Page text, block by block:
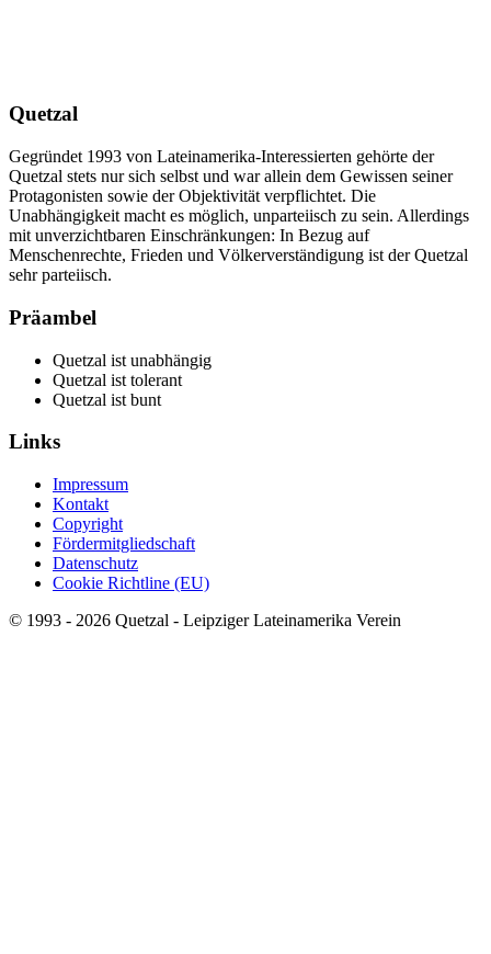
Quetzal
Gegründet 1993 von Lateinamerika-Interessierten gehörte der
Quetzal stets nur sich selbst und war allein dem Gewissen seiner
Protagonisten sowie der Objektivität verpflichtet. Die
Unabhängigkeit macht es möglich, unparteiisch zu sein. Allerdings
mit unverzichtbaren Einschränkungen: In Bezug auf
Menschenrechte, Frieden und Völkerverständigung ist der Quetzal
sehr parteiisch.
Präambel
Quetzal ist unabhängig
Quetzal ist tolerant
Quetzal ist bunt
Links
Impressum
Kontakt
Copyright
Fördermitgliedschaft
Datenschutz
Cookie Richtline (EU)
© 1993 - 2026 Quetzal - Leipziger Lateinamerika Verein